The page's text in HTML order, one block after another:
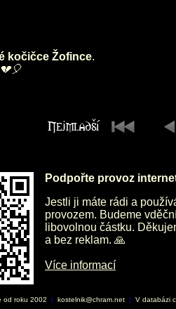
kočičce Žofince.
Podpořte provoz
Jestli ji máte rádi a
provozem. Budeme
libovolnou částku.
a bez reklam. 🙏
Více informací
od roku 2002 | kostelnik@chram.net | V databázi